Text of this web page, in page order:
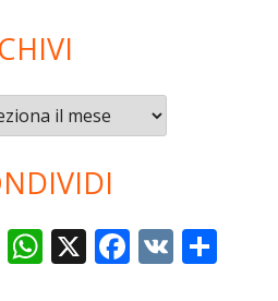
T W X F V